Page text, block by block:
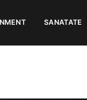
SANATATE